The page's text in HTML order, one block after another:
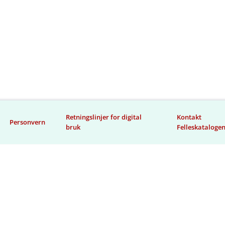
Personvern
Retningslinjer for digital
bruk
Kontakt
Felleskatalogen